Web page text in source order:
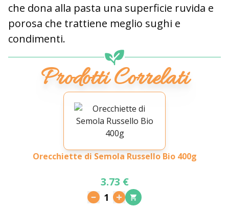
che dona alla pasta una superficie ruvida e
porosa che trattiene meglio sughi e
condimenti.
Prodotti Correlati
Orecchiette di Semola Russello Bio 400g
3.73 €
1